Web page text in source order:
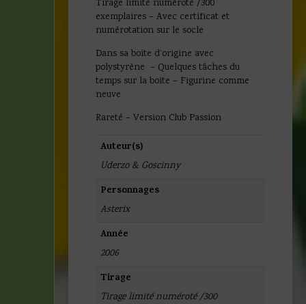
Tirage limité numéroté /300
exemplaires – Avec certificat et
numérotation sur le socle
Dans sa boite d’origine avec
polystyrène – Quelques tâches du
temps sur la boite – Figurine comme
neuve
Rareté – Version Club Passion
Auteur(s)
Uderzo & Goscinny
Personnages
Asterix
Année
2006
Tirage
Tirage limité numéroté /300